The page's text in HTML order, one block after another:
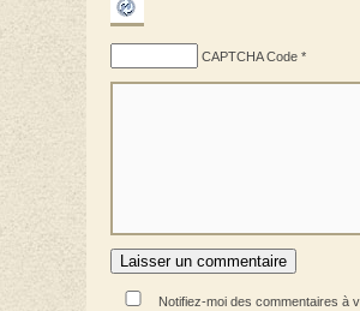
CAPTCHA Code *
Notifiez-moi des commentaires à